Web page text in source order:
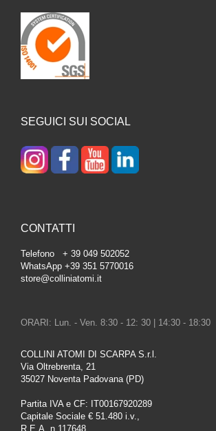
SEGUICI SUI SOCIAL
CONTATTI
Telefono + 39 049 502052
WhatsApp +39 351 5770016
store@colliniatomi.it
ORARI: Lun. - Ven. 8:30 - 12: 30 | 14:30 - 18:30
COLLINI ATOMI DI SCARPA S.r.l.
Via Oltrebrenta, 21
35027 Noventa Padovana (PD)
Partita IVA e CF: IT00167920289
Capitale Sociale € 51.480 i.v.,
R.E.A. n.117648